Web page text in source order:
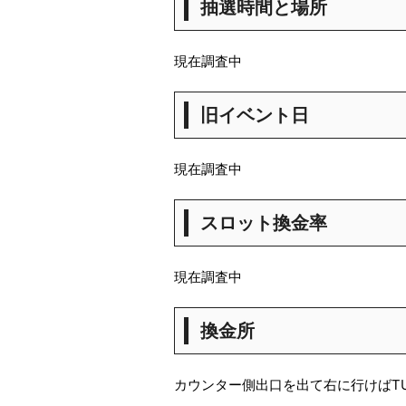
抽選時間と場所
現在調査中
旧イベント日
現在調査中
スロット換金率
現在調査中
換金所
カウンター側出口を出て右に行けば